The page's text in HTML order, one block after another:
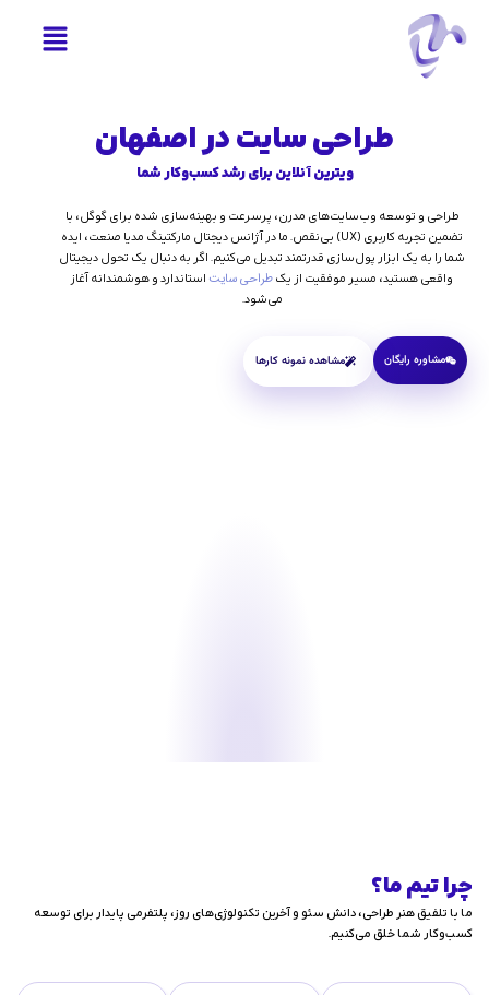
طراحی سایت در اصفهان
ویترین آنلاین برای رشد کسب‌وکار شما
طراحی و توسعه وب‌سایت‌های مدرن، پرسرعت و بهینه‌سازی شده برای گوگل، با
تضمین تجربه کاربری (UX) بی‌نقص.
ما در آژانس دیجتال مارکتینگ مدیا صنعت، ایده
شما را به یک ابزار پول‌سازی قدرتمند تبدیل می‌کنیم.اگر به دنبال یک تحول دیجیتال
واقعی هستید، مسیر موفقیت از یک طراحی سایت استاندارد و هوشمندانه آغاز
می‌شود.
مشاوره رایگان مشاهده نمونه کارها
چرا تیم ما؟
ما با تلفیق هنر طراحی، دانش سئو و آخرین تکنولوژی‌های روز، پلتفرمی پایدار برای توسعه
کسب‌وکار شما خلق می‌کنیم.